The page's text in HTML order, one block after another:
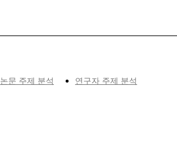
논문 주제 분석 연구자 주제 분석